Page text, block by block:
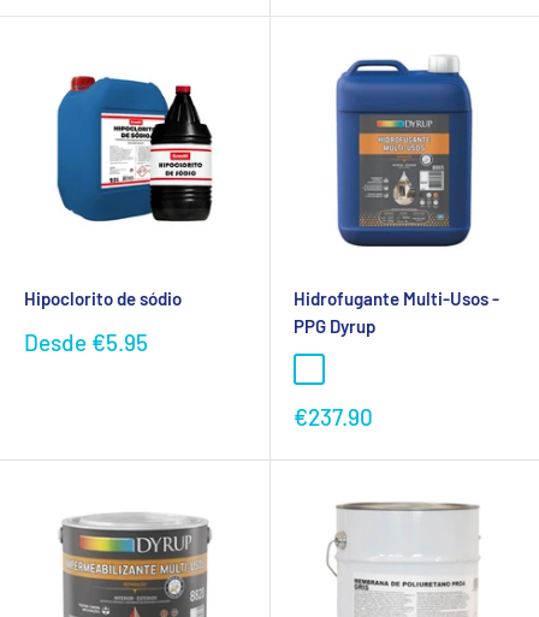
Hipoclorito de sódio
Preço
Desde €5.95
Hidrofugante Multi-Usos -
PPG Dyrup
Preço
€237.90